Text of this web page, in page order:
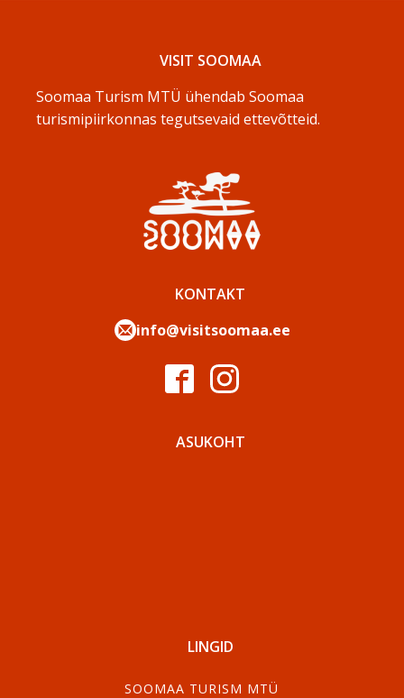
VISIT SOOMAA
Soomaa Turism MTÜ ühendab Soomaa
turismipiirkonnas tegutsevaid ettevõtteid.
KONTAKT
info@visitsoomaa.ee
ASUKOHT
LINGID
SOOMAA TURISM MTÜ